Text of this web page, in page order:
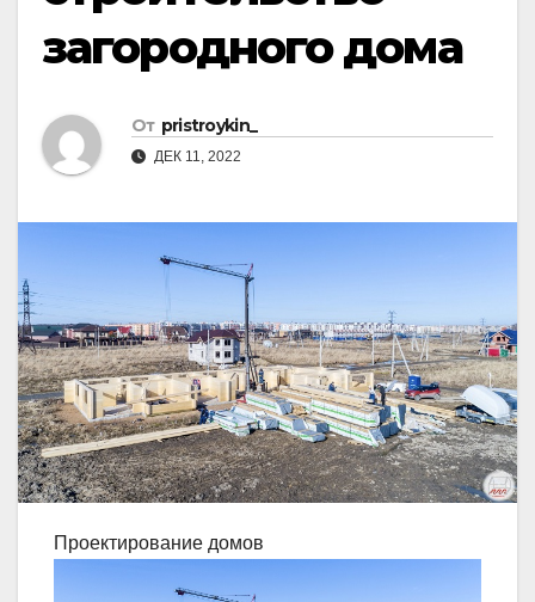
загородного дома
От pristroykin_
ДЕК 11, 2022
Проектирование домов